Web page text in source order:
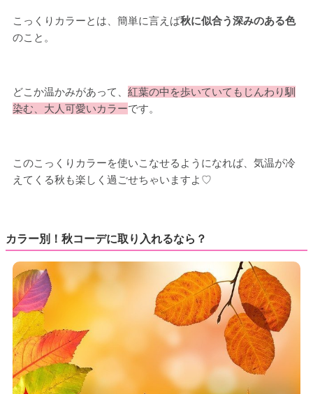
こっくりカラーとは、簡単に言えば秋に似合う深みのある色
のこと。
どこか温かみがあって、 紅葉の中を歩いていてもじんわり馴
染む、大人可愛いカラーです。
このこっくりカラーを使いこなせるようになれば、気温が冷
えてくる秋も楽しく過ごせちゃいますよ♡
カラー別！秋コーデに取り入れるなら？